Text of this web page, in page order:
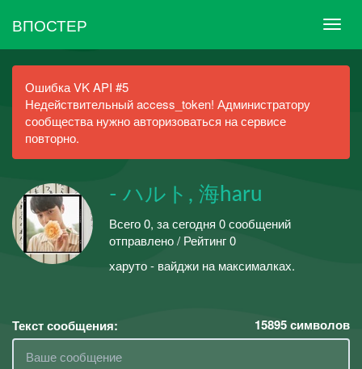
ВПОСТЕР
Ошибка VK API #5
Недействительный access_token! Администратору
сообщества нужно авторизоваться на сервисе
повторно.
- ハルト, 海haru
Всего 0, за сегодня 0 сообщений
отправлено / Рейтинг 0
харуто - вайджи на максималках.
Текст сообщения: 15895символов